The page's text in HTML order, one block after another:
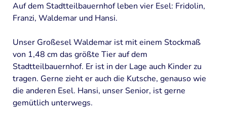
Ideen und Ziele
Organisation und Finanzierung
FILME
PROGRAMM
"Offene Tür"
Auf dem Stadtteilbauernhof leben vier Esel: Fridolin,
Franzi, Waldemar und Hansi.
Unser Großesel Waldemar ist mit einem Stockmaß
von 1,48 cm das größte Tier auf dem
Stadtteilbauernhof. Er ist in der Lage auch Kinder zu
tragen. Gerne zieht er auch die Kutsche, genauso wie
die anderen Esel. Hansi, unser Senior, ist gerne
gemütlich unterwegs.